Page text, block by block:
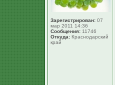
Зарегистрирован: 07
мар 2011 14:36
Сообщения: 11746
Откуда: Краснодарский
край